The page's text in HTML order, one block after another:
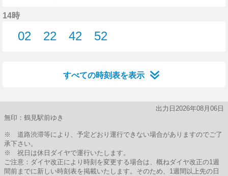
14時
02
22
42
52
すべての時刻表を表示
出力日2026年08月06日
無印：鶴見駅前ゆき
※ 道路渋滞等により、予定どおり運行できない場合がありますのでご了
承下さい。
※ 祝日は休日ダイヤで運行いたします。
ご注意：ダイヤ改正により時刻を変更する場合は、概ねダイヤ改正の1週
間前までに新しい時刻表を掲載いたします。そのため、1週間以上先の日